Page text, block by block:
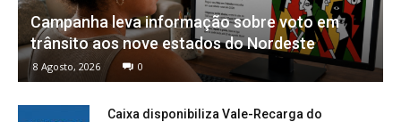
Campanha leva informação sobre voto em
trânsito aos nove estados do Nordeste
8 Agosto, 2026 0
Caixa disponibiliza Vale-Recarga do